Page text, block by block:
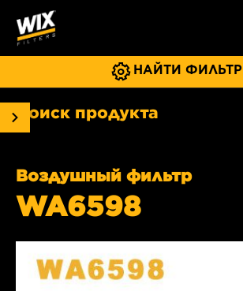
НАЙТИ ФИЛЬТР
Поиск продукта
Воздушный фильтр
WA6598